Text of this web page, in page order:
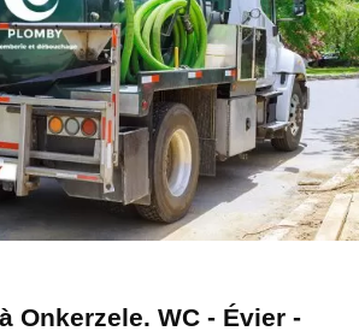
Onkerzele. WC - Évier -